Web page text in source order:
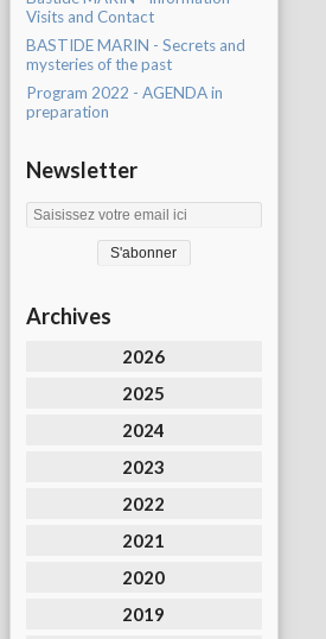
Visits and Contact
BASTIDE MARIN - Secrets and
mysteries of the past
Program 2022 - AGENDA in
preparation
Newsletter
Archives
2026
2025
2024
2023
2022
2021
2020
2019